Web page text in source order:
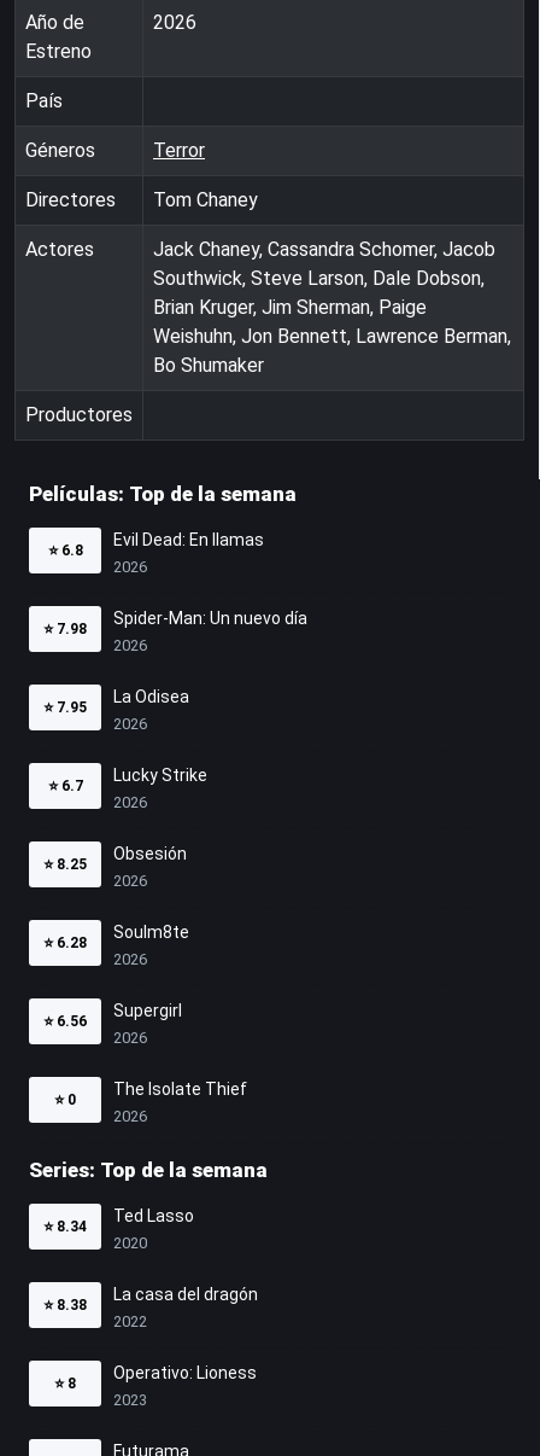
Año de
Estreno
2026
País
Géneros Terror
Directores Tom Chaney
Actores
Jack Chaney, Cassandra Schomer, Jacob
Southwick, Steve Larson, Dale Dobson,
Brian Kruger, Jim Sherman, Paige
Weishuhn, Jon Bennett, Lawrence Berman,
Bo Shumaker
Productores
Películas: Top de la semana
⭐ 6.8
Evil Dead: En llamas
2026
⭐ 7.98
Spider-Man: Un nuevo día
2026
⭐ 7.95
La Odisea
2026
⭐ 6.7
Lucky Strike
2026
⭐ 8.25
Obsesión
2026
⭐ 6.28
Soulm8te
2026
⭐ 6.56
Supergirl
2026
⭐ 0
The Isolate Thief
2026
Series: Top de la semana
⭐ 8.34
Ted Lasso
2020
⭐ 8.38
La casa del dragón
2022
⭐ 8
Operativo: Lioness
2023
Futurama